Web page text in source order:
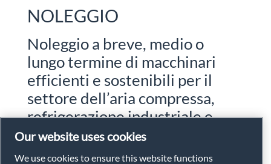
NOLEGGIO
Noleggio a breve, medio o
lungo termine di macchinari
efficienti e sostenibili per il
settore dell’aria compressa,
refrigerazione industriale e
vuoto.
Our website uses cookies
We use cookies to ensure this website functions